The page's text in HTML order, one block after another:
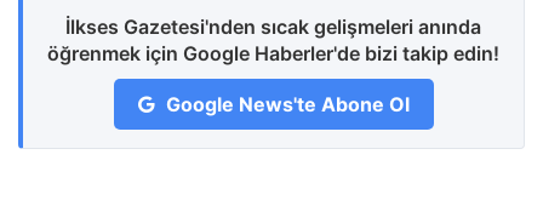
İlkses Gazetesi'nden sıcak gelişmeleri anında
öğrenmek için Google Haberler'de bizi takip edin!
Google News'te Abone Ol